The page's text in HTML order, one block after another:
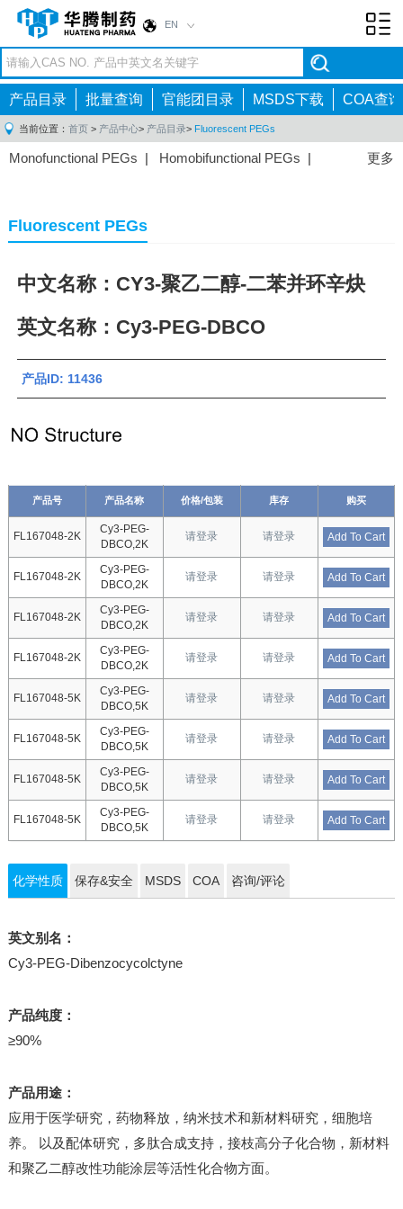
EN
产品目录 批量查询 官能团目录 MSDS下载 COA查询
当前位置： 首页 > 产品中心> 产品目录> Fluorescent PEGs
更多
Monofunctional PEGs | Homobifunctional PEGs |
Fluorescent PEGs
中文名称：CY3-聚乙二醇-二苯并环辛炔
英文名称：Cy3-PEG-DBCO
产品ID: 11436
产品号 产品名称 价格/包装 库存 购买
FL167048-2K
Cy3-PEG-
DBCO,2K
请登录 请登录 Add To Cart
FL167048-2K
Cy3-PEG-
DBCO,2K
请登录 请登录 Add To Cart
FL167048-2K
Cy3-PEG-
DBCO,2K
请登录 请登录 Add To Cart
FL167048-2K
Cy3-PEG-
DBCO,2K
请登录 请登录 Add To Cart
FL167048-5K
Cy3-PEG-
DBCO,5K
请登录 请登录 Add To Cart
FL167048-5K
Cy3-PEG-
DBCO,5K
请登录 请登录 Add To Cart
FL167048-5K
Cy3-PEG-
DBCO,5K
请登录 请登录 Add To Cart
FL167048-5K
Cy3-PEG-
DBCO,5K
请登录 请登录 Add To Cart
化学性质 保存&安全 MSDS COA 咨询/评论
英文别名：
Cy3-PEG-Dibenzocycolctyne
产品纯度：
≥90%
产品用途：
应用于医学研究，药物释放，纳米技术和新材料研究，细胞培
养。 以及配体研究，多肽合成支持，接枝高分子化合物，新材料
和聚乙二醇改性功能涂层等活性化合物方面。